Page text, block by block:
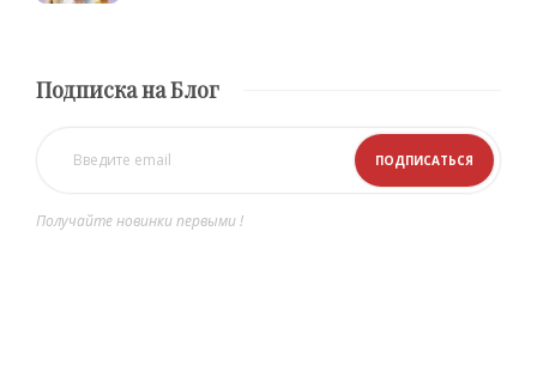
Подписка на Блог
Получайте новинки первыми !